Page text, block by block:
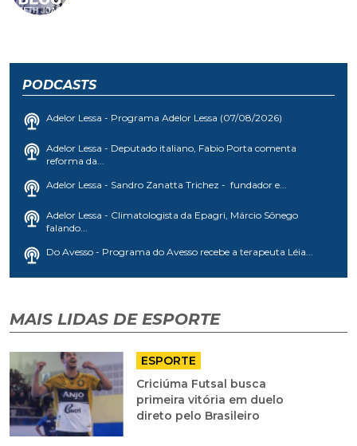
PODCASTS
Adelor Lessa - Programa Adelor Lessa (07/08/2026)
Adelor Lessa - Deputado italiano, Fabio Porta comenta
reforma da...
Adelor Lessa - Sandro Zanatta Trichez - fundador e...
Adelor Lessa - Climatologista da Epagri, Márcio Sônego
falando...
Do Avesso - Programa do Avesso recebe a terapeuta Léia...
MAIS LIDAS DE ESPORTE
ESPORTE
Criciúma Futsal busca
primeira vitória em duelo
direto pelo Brasileiro